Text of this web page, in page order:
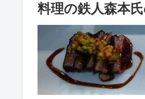
料理の鉄人森本